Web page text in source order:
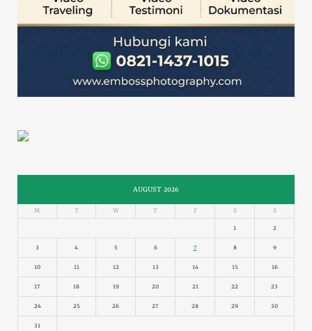
AUGUST 2026
M T W T F S S
1 2
3 4 5 6 7 8 9
10 11 12 13 14 15 16
17 18 19 20 21 22 23
24 25 26 27 28 29 30
31